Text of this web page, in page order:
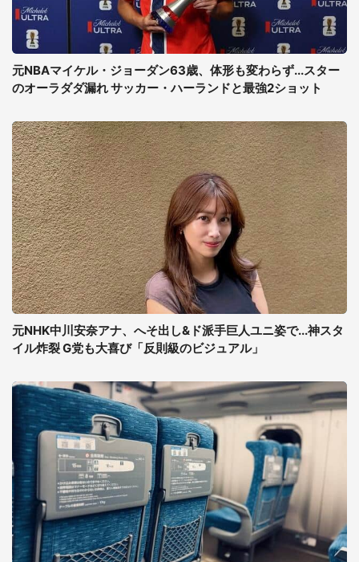
元NBAマイケル・ジョーダン63歳、体形も変わらず...スター
のオーラダダ漏れ サッカー・ハーランドと最強2ショット
元NHK中川安奈アナ、へそ出し&ド派手巨人ユニ姿で...神スタ
イル炸裂 G党も大喜び「反則級のビジュアル」